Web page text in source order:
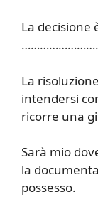
La decisione
La
intendersi
ricorre una
Sarà mio
la
possesso.